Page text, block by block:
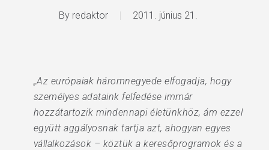
By redaktor 2011. június 21.
„Az európaiak háromnegyede elfogadja, hogy
személyes adataink felfedése immár
hozzátartozik mindennapi életünkhöz, ám ezzel
együtt aggályosnak tartja azt, ahogyan egyes
vállalkozások – köztük a keresőprogramok és a